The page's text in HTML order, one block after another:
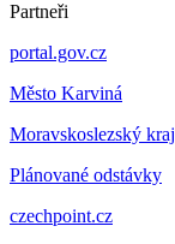
Partneři
portal.gov.cz
Město Karviná
Moravskoslezský kraj
Plánované odstávky
czechpoint.cz